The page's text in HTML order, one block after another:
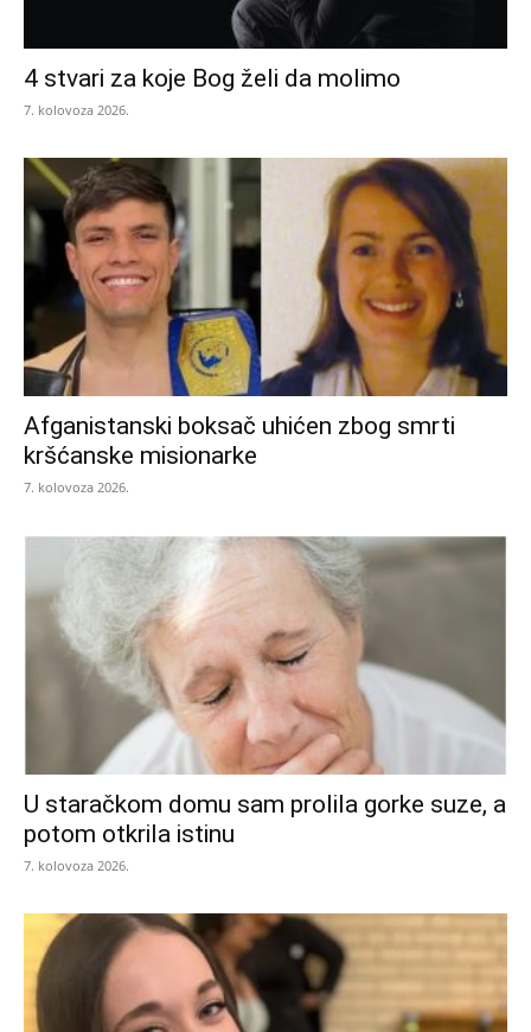
4 stvari za koje Bog želi da molimo
7. kolovoza 2026.
Afganistanski boksač uhićen zbog smrti
kršćanske misionarke
7. kolovoza 2026.
U staračkom domu sam prolila gorke suze, a
potom otkrila istinu
7. kolovoza 2026.